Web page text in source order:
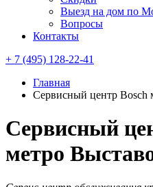
Выезд на дом по
Вопросы
Контакты
+ 7 (495) 128-22-41
Главная
Сервисный центр
Сервисный
метро